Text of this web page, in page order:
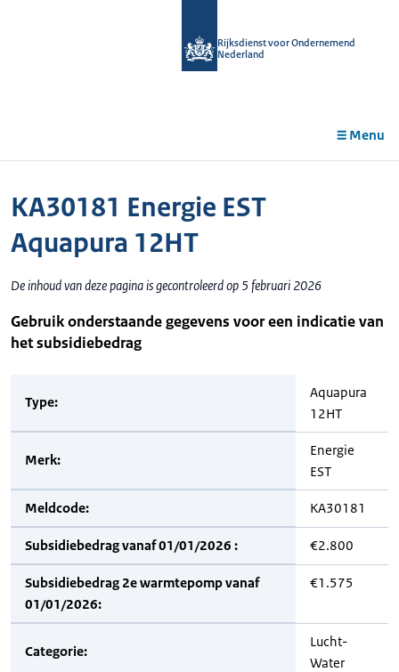
Rijksdienst voor Ondernemend
Nederland
Menu
KA30181 Energie EST
Aquapura 12HT
De inhoud van deze pagina is gecontroleerd op 5 februari 2026
Gebruik onderstaande gegevens voor een indicatie van
het subsidiebedrag
Type:
Aquapura
12HT
Merk:
Energie
EST
Meldcode: KA30181
Subsidiebedrag vanaf 01/01/2026 : €2.800
Subsidiebedrag 2e warmtepomp vanaf
01/01/2026:
€1.575
Categorie:
Lucht-
Water